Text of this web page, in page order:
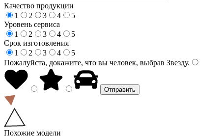
Качество продукции
1
2 3 4
5
Уровень сервиса
1
2 3 4
5
Срок изготовления
1
2 3 4
5
Пожалуйста, докажите, что вы человек, выбрав Звезду.
Похожие модели